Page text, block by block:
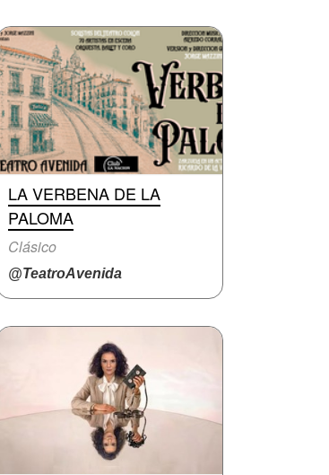
LA VERBENA DE LA
PALOMA
Clásico
@TeatroAvenida